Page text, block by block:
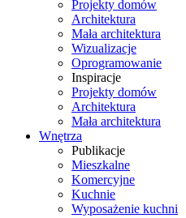
Projekty domów
Architektura
Mała architektura
Wizualizacje
Oprogramowanie
Inspiracje
Projekty domów
Architektura
Mała architektura
Wnętrza
Publikacje
Mieszkalne
Komercyjne
Kuchnie
Wyposażenie kuchni